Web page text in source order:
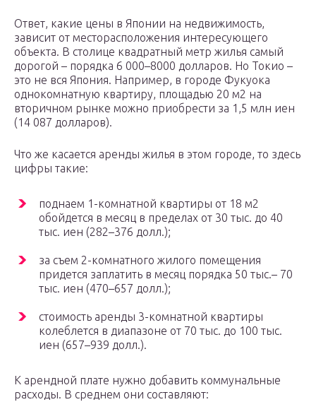
Ответ, какие цены в Японии на недвижимость,
зависит от месторасположения интересующего
объекта. В столице квадратный метр жилья самый
дорогой – порядка 6 000–8000 долларов. Но Токио –
это не вся Япония. Например, в городе Фукуока
однокомнатную квартиру, площадью 20 м2 на
вторичном рынке можно приобрести за 1,5 млн иен
(14 087 долларов).
Что же касается аренды жилья в этом городе, то здесь
цифры такие:
поднаем 1-комнатной квартиры от 18 м2
обойдется в месяц в пределах от 30 тыс. до 40
тыс. иен (282–376 долл.);
за съем 2-комнатного жилого помещения
придется заплатить в месяц порядка 50 тыс.– 70
тыс. иен (470–657 долл.);
стоимость аренды 3-комнатной квартиры
колеблется в диапазоне от 70 тыс. до 100 тыс.
иен (657–939 долл.).
К арендной плате нужно добавить коммунальные
расходы. В среднем они составляют: